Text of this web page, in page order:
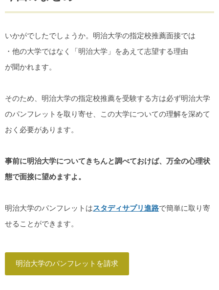
いかがでしたでしょうか。明治大学の指定校推薦面接では
・他の大学ではなく「明治大学」をあえて志望する理由
が聞かれます。
そのため、明治大学の指定校推薦を受験する方は必ず明治大学
のパンフレットを取り寄せ、この大学についての理解を深めて
おく必要があります。
事前に明治大学についてきちんと調べておけば、万全の心理状
態で面接に望めますよ。
明治大学のパンフレットはスタディサプリ進路で簡単に取り寄
せることができます。
明治大学のパンフレットを請求